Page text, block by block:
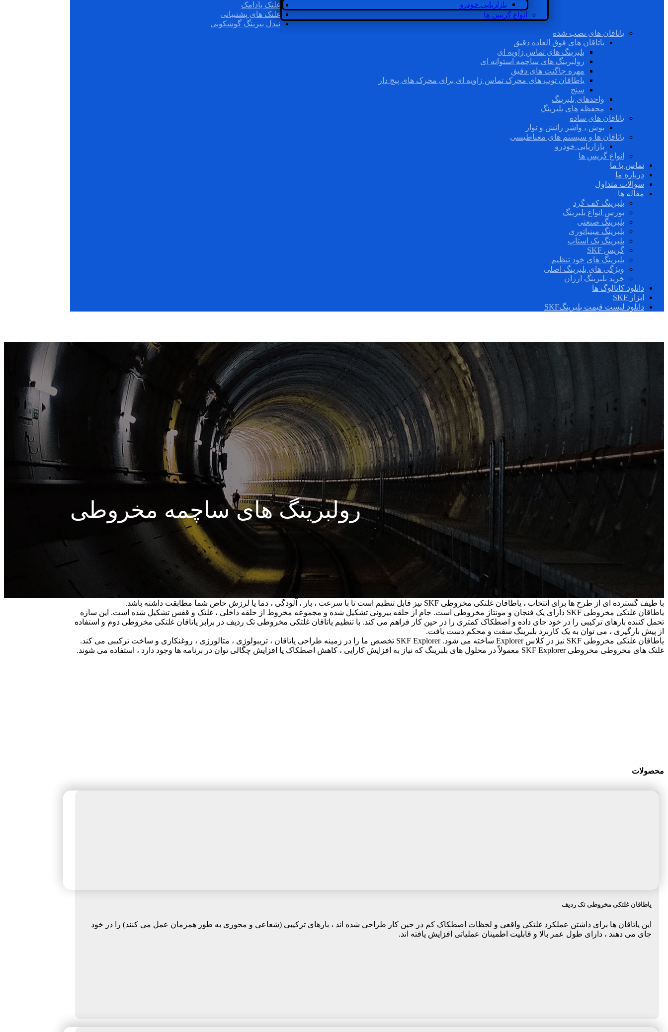
بازاریابی خودرو
انواع گریس ها
غلتک بادامک
غلتک های پشتیبانی
نیدل بیرینگ گوشکوبی
یاتاقان های نصب شده
یاتاقان های فوق العاده دقیق
بلبرینگ های تماس زاویه ای
رولبرینگ های ساچمه استوانه ای
مهره چاگنت های دقیق
یاطاقان توپ های محرک تماس زاویه ای برای محرک های پیچ دار
سنج
واحدهای بلبرینگ
محفظه های بلبرینگ
یاتاقان های ساده
بوش ، واشر رانش و نوار
یاتاقان ها و سیستم های مغناطیسی
بازاریابی خودرو
انواع گریس ها
تماس با ما
درباره ما
سوالات متداول
مقاله ها
بلبرینگ کف گرد
بورس انواع بلبرینگ
بلبرینگ صنعتی
بلبرینگ مینیاتوری
بلبرینگ بک استاپ
گریس SKF
بلبرینگ های خود تنظیم
ویژگی های بلبرینگ اصلی
خرید بلبرینگ ارزان
دانلود کاتالوگ ها
ابزار SKF
دانلود لیست قیمت بلبرینگSKF
رولبرینگ های ساچمه مخروطی
با طیف گسترده ای از طرح ها برای انتخاب ، یاطاقان غلتکی مخروطی SKF نیز قابل تنظیم است تا با سرعت ، بار ، آلودگی ، دما یا لرزش خاص شما مطابقت داشته باشد.
یاطاقان غلتکی مخروطی SKF دارای یک فنجان و مونتاژ مخروطی است. جام از حلقه بیرونی تشکیل شده و مجموعه مخروط از حلقه داخلی ، غلتک و قفس تشکیل شده است. این سازه
تحمل کننده بارهای ترکیبی را در خود جای داده و اصطکاک کمتری را در حین کار فراهم می کند. با تنظیم یاتاقان غلتکی مخروطی تک ردیف در برابر یاتاقان غلتکی مخروطی دوم و استفاده
از پیش بارگیری ، می توان به یک کاربرد بلبرینگ سفت و محکم دست یافت.
یاطاقان غلتکی مخروطی SKF نیز در کلاس Explorer ساخته می شود. SKF Explorer تخصص ما را در زمینه طراحی یاتاقان ، تریبولوژی ، متالورژی ، روغنکاری و ساخت ترکیبی می کند.
غلتک های مخروطی مخروطی SKF Explorer معمولاً در محلول های بلبرینگ که نیاز به افزایش کارایی ، کاهش اصطکاک یا افزایش چگالی توان در برنامه ها وجود دارد ، استفاده می شوند.
محصولات
یاطاقان غلتکی مخروطی تک ردیف
این یاتاقان ها برای داشتن عملکرد غلتکی واقعی و لحظات اصطکاک کم در حین کار طراحی شده اند ، بارهای ترکیبی (شعاعی و محوری به طور همزمان عمل می کنند) را در خود
جای می دهند ، دارای طول عمر بالا و قابلیت اطمینان عملیاتی افزایش یافته اند.